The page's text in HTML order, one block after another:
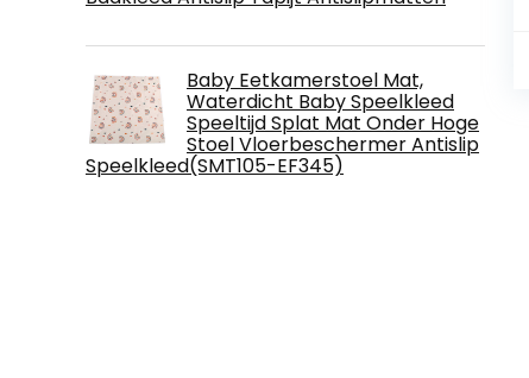
Baby Eetkamerstoel Mat,
Waterdicht Baby Speelkleed
Speeltijd Splat Mat Onder Hoge
Stoel Vloerbeschermer Antislip
Speelkleed(SMT105-EF345)